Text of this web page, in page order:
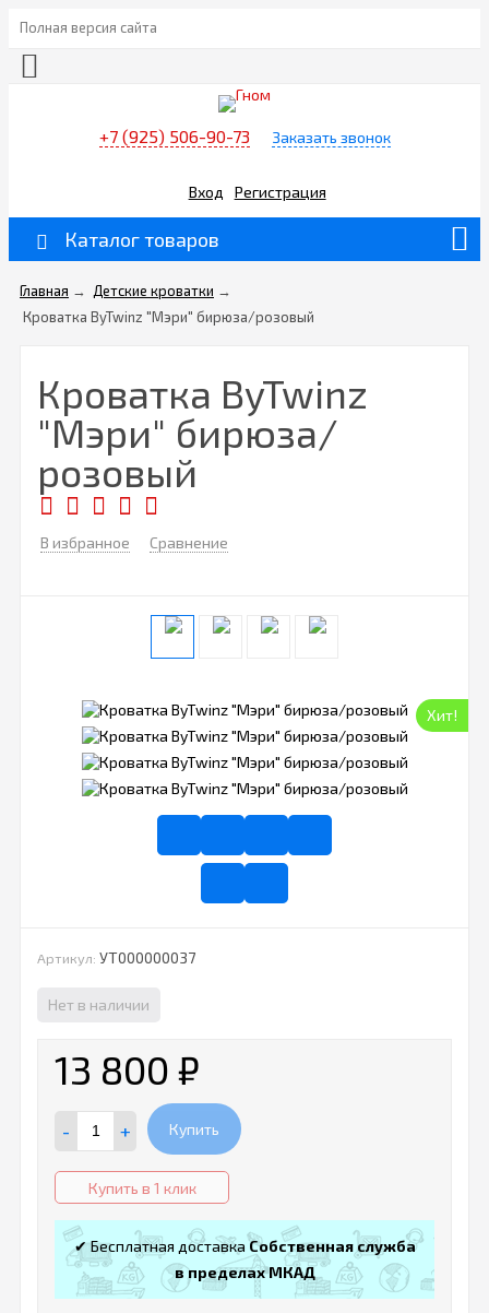
Полная версия сайта
+7 (925) 506-90-73 Заказать звонок
Вход Регистрация
Каталог товаров
Главная → Детские кроватки →
Кроватка ByTwinz "Мэри" бирюза/розовый
Кроватка ByTwinz
"Мэри" бирюза/
розовый
В избранное Сравнение
Хит!
Артикул: УТ000000037
Нет в наличии
13 800 ₽
- + Купить
Купить в 1 клик
✔ Бесплатная доставкаСобственная служба
в пределах МКАД